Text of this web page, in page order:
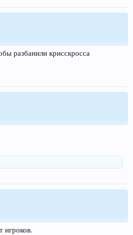
разбанили крисскросса